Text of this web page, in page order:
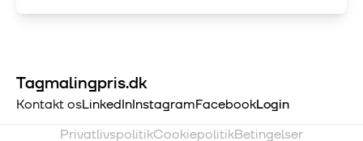
Tagmalingpris.dk
Kontakt osLinkedInInstagramFacebookLogin
PrivatlivspolitikCookiepolitikBetingelser